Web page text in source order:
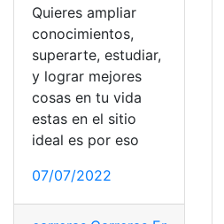
Quieres ampliar
conocimientos,
superarte, estudiar,
y lograr mejores
cosas en tu vida
estas en el sitio
ideal es por eso
07/07/2022